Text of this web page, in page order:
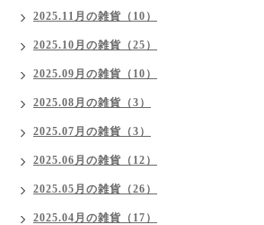
2025.11月の雑貨（10）
2025.10月の雑貨（25）
2025.09月の雑貨（10）
2025.08月の雑貨（3）
2025.07月の雑貨（3）
2025.06月の雑貨（12）
2025.05月の雑貨（26）
2025.04月の雑貨（17）